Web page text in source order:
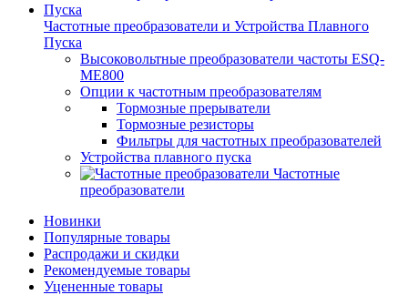
Частотные преобразователи и Устройства Плавного
Пуска
Высоковольтные преобразователи частоты ESQ-
ME800
Опции к частотным преобразователям
Тормозные прерыватели
Тормозные резисторы
Фильтры для частотных преобразователей
Устройства плавного пуска
Частотные
преобразователи
Новинки
Популярные товары
Распродажи и скидки
Рекомендуемые товары
Уцененные товары